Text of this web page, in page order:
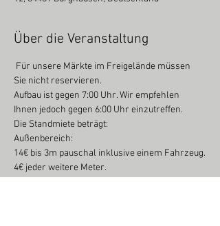
Über die Veranstaltung
Für unsere Märkte im Freigelände müssen
Sie nicht reservieren.
Aufbau ist gegen 7:00 Uhr. Wir empfehlen
Ihnen jedoch gegen 6:00 Uhr einzutreffen.
Die Standmiete beträgt:
Außenbereich:
14€ bis 3m pauschal inklusive einem Fahrzeug.
4€ jeder weitere Meter.